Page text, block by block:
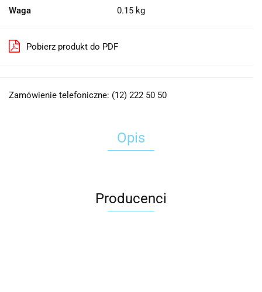
Waga 0.15 kg
Pobierz produkt do PDF
Zamówienie telefoniczne: (12) 222 50 50
Opis
Producenci